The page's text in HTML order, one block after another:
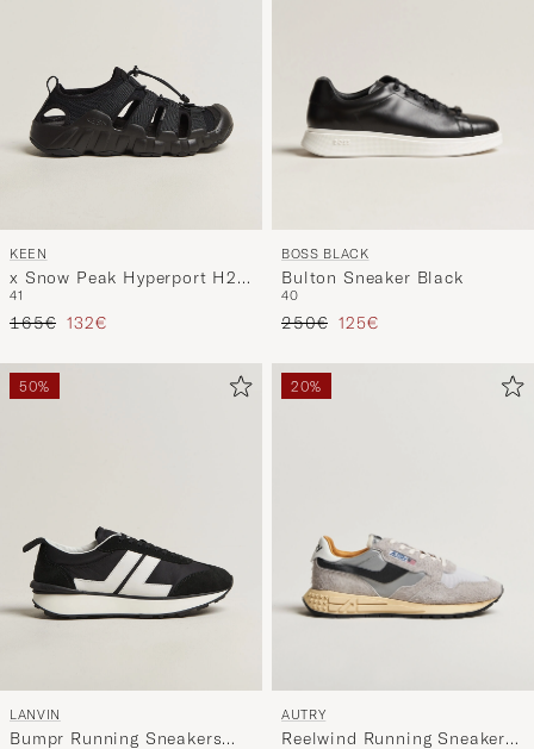
KEEN
x Snow Peak Hyperport H2
Sport Sandal Triple Black
41
Precio ordinario
165€ Precio reducido
132€
BOSS BLACK
Bulton Sneaker Black
40
Precio ordinario
250€ Precio reducido
125€
50%
LANVIN
Bumpr Running Sneakers
20%
AUTRY
Reelwind Running Sneaker